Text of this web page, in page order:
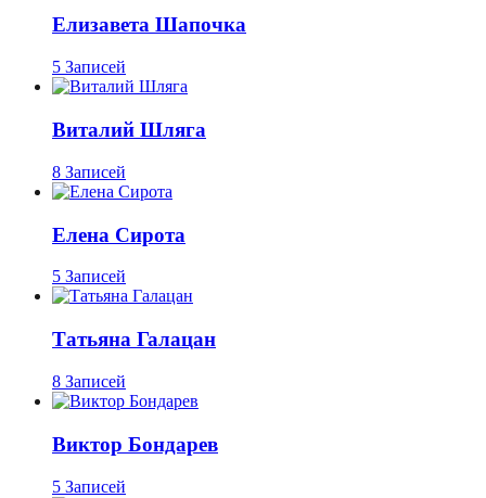
Елизавета Шапочка
5 Записей
Виталий Шляга
8 Записей
Елена Сирота
5 Записей
Татьяна Галацан
8 Записей
Виктор Бондарев
5 Записей